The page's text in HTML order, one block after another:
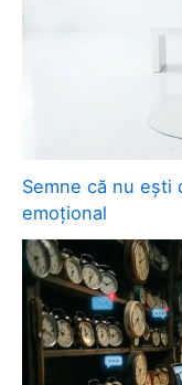
Semne că nu ești
emoțional